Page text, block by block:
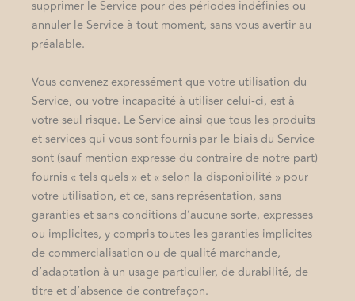
supprimer le Service pour des périodes indéfinies ou
annuler le Service à tout moment, sans vous avertir au
préalable.
Vous convenez expressément que votre utilisation du
Service, ou votre incapacité à utiliser celui-ci, est à
votre seul risque. Le Service ainsi que tous les produits
et services qui vous sont fournis par le biais du Service
sont (sauf mention expresse du contraire de notre part)
fournis « tels quels » et « selon la disponibilité » pour
votre utilisation, et ce, sans représentation, sans
garanties et sans conditions d’aucune sorte, expresses
ou implicites, y compris toutes les garanties implicites
de commercialisation ou de qualité marchande,
d’adaptation à un usage particulier, de durabilité, de
titre et d’absence de contrefaçon.